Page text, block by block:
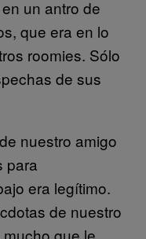
un antro de
que era en lo
roomies. Sólo
de sus
nuestro amigo
para
era legítimo.
de nuestro
que le